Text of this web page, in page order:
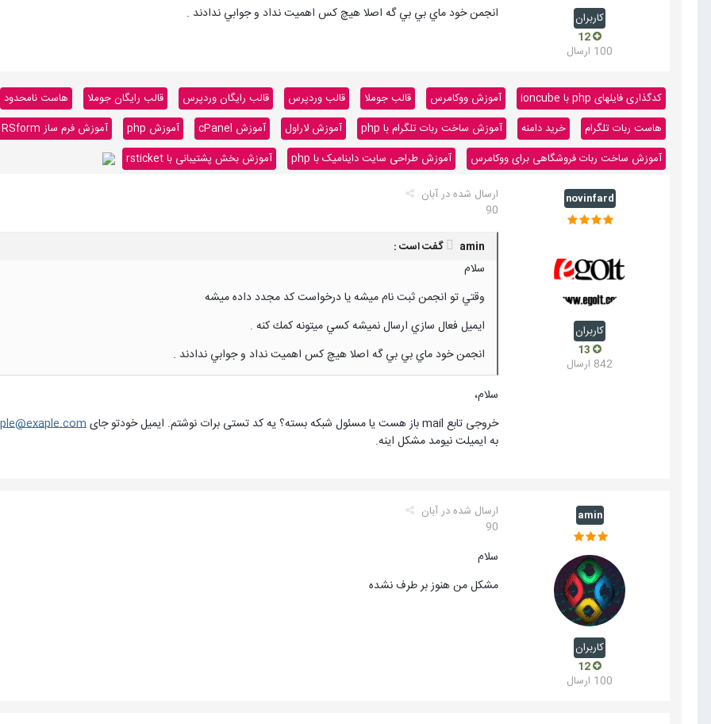
کاربران
100 ارسال
انجمن خود ماي بي بي گه اصلا هيچ كس اهميت نداد و جوابي ندادند .
کدگذاری فایلهای php با ioncube آموزش ووکامرس قالب جوملا قالب وردپرس قالب رایگان وردپرس قالب رایگان جوملا هاست نامحدود
هاست ربات تلگرام
خرید دامنه آموزش ساخت ربات تلگرام با php آموزش لاراول آموزش cPanel آموزش php آموزش فرم ساز RSform
آموزش ساخت ربات فروشگاهی برای ووکامرس
آموزش طراحی سایت داینامیک با php آموزش بخش پشتیبانی با rsticket
novinfard
کاربران
842 ارسال
ارسال شده درآبان
90
amin گفت است :
سلام
وقتي تو انجمن ثبت نام ميشه يا درخواست كد مجدد داده ميشه
ايميل فعال سازي ارسال نميشه كسي ميتونه كمك كنه .
انجمن خود ماي بي بي گه اصلا هيچ كس اهميت نداد و جوابي ندادند .
سلام،
خروجی تابع mail باز هست یا مسئول شبکه بسته؟ یه کد تستی برات نوشتم. ایمیل خودتو جای
به ایمیلت نیومد مشکل اینه.
amin
کاربران
100 ارسال
ارسال شده درآبان
90
سلام
مشكل من هنوز بر طرف نشده